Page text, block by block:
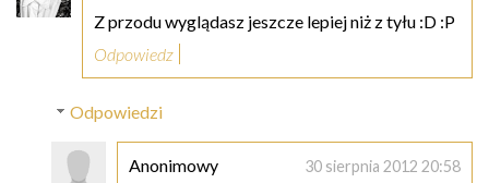
Z przodu wyglądasz jeszcze lepiej niż z tyłu :D :P
Odpowiedz
Odpowiedzi
Anonimowy 30 sierpnia 2012 20:58